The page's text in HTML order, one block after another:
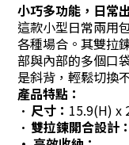
小巧多功能，日常
這款小型日常兩用
各種場合。其雙拉
部與內部的多個口
是斜背，輕鬆切換
產品特點：
• 尺寸： 15.9(H) x
• 雙拉鍊開合設計：